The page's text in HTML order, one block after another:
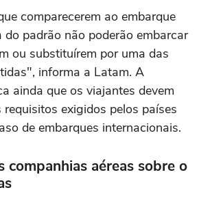
comparecerem ao embarque
padrão não poderão embarcar
ou substituírem por uma das
informa a Latam. A
ainda que os viajantes devem
exigidos pelos países
de embarques internacionais.
companhias aéreas sobre o